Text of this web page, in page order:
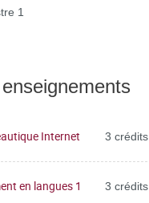
1
Internet 3 crédits
en langues 1 3 crédits